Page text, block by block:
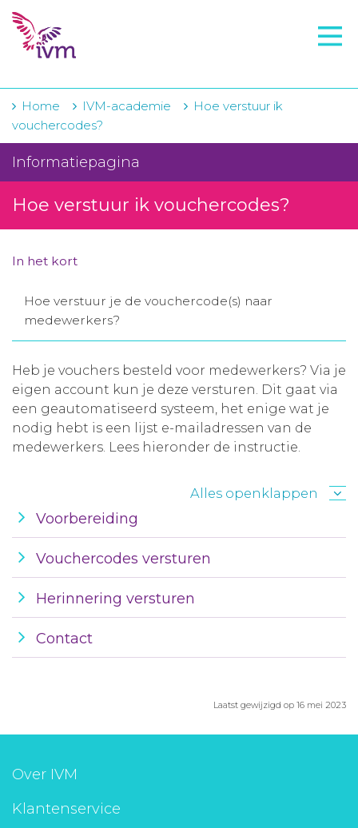
VMI
IVM-academie
Zorginstellingen
Voorschrijfgedrag
Projecten
Contact
Winkelwagentje
Aanmelden nieuwsbrief
Inloggen
Home IVM-academie
Hoe verstuur ik
vouchercodes?
Informatiepagina
Hoe verstuur ik vouchercodes?
In het kort
Hoe verstuur je de vouchercode(s) naar
medewerkers?
Heb je vouchers besteld voor medewerkers? Via je
eigen account kun je deze versturen. Dit gaat via
een geautomatiseerd systeem, het enige wat je
nodig hebt is een lijst e-mailadressen van de
medewerkers. Lees hieronder de instructie.
Alles openklappen
Voorbereiding
Vouchercodes versturen
Herinnering versturen
Contact
Laatst gewijzigd op 16 mei 2023
Over IVM
Klantenservice